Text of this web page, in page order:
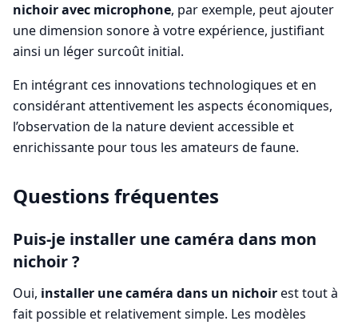
nichoir avec microphone, par exemple, peut ajouter
une dimension sonore à votre expérience, justifiant
ainsi un léger surcoût initial.
En intégrant ces innovations technologiques et en
considérant attentivement les aspects économiques,
l’observation de la nature devient accessible et
enrichissante pour tous les amateurs de faune.
Questions fréquentes
Puis-je installer une caméra dans mon
nichoir ?
Oui, installer une caméra dans un nichoirest tout à
fait possible et relativement simple. Les modèles